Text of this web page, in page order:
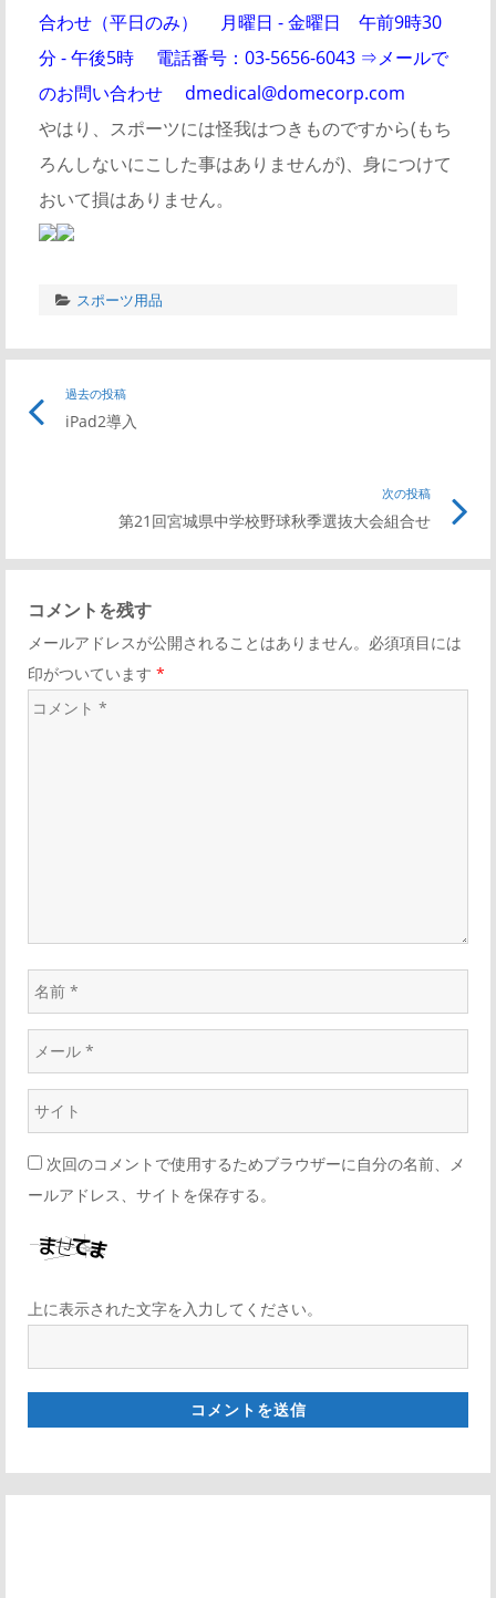
合わせ（平日のみ） 月曜日 - 金曜日 午前9時30
分 - 午後5時 電話番号：03-5656-6043 ⇒メールで
のお問い合わせ dmedical@domecorp.com
やはり、スポーツには怪我はつきものですから(もち
ろんしないにこした事はありませんが)、身につけて
おいて損はありません。
スポーツ用品
過去の投稿
iPad2導入
次の投稿
第21回宮城県中学校野球秋季選抜大会組合せ
コメントを残す
メールアドレスが公開されることはありません。必須項目には
印がついています *
次回のコメントで使用するためブラウザーに自分の名前、メ
ールアドレス、サイトを保存する。
上に表示された文字を入力してください。